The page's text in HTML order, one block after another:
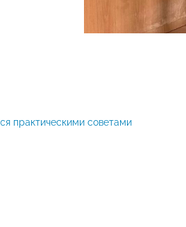
практическими советами